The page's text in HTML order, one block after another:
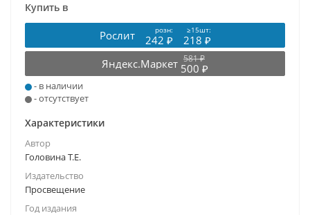
Купить в
Рослит розн: ≥15шт:
242 ₽
218 ₽
Яндекс.Маркет 581 ₽
500 ₽
- в наличии
- отсутствует
Характеристики
Автор
Головина Т.Е.
Издательство
Просвещение
Год издания